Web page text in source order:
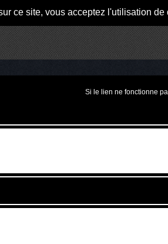
ce site, vous acceptez l'utilisation
Si le lien ne fonctionne